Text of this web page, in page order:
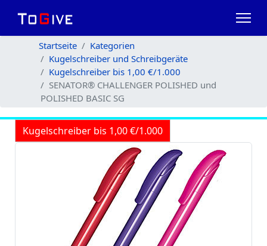
Startseite
Kategorien
Kugelschreiber und Schreibgeräte
Kugelschreiber bis 1,00 €/1.000
SENATOR® CHALLENGER POLISHED und
POLISHED BASIC SG
Kugelschreiber bis 1,00 €/1.000